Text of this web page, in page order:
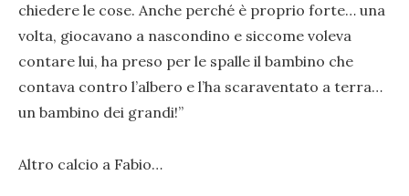
chiedere le cose. Anche perché è proprio forte… una
volta, giocavano a nascondino e siccome voleva
contare lui, ha preso per le spalle il bambino che
contava contro l’albero e l’ha scaraventato a terra…
un bambino dei grandi!”
Altro calcio a Fabio…